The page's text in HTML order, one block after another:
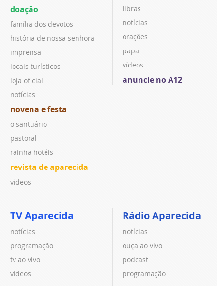
doação
família dos devotos
história de nossa senhora
imprensa
locais turísticos
loja oficial
notícias
novena e festa
o santuário
pastoral
rainha hotéis
revista de aparecida
vídeos
libras
notícias
orações
papa
vídeos
anuncie no A12
TV Aparecida
notícias
programação
tv ao vivo
vídeos
Rádio Aparecida
notícias
ouça ao vivo
podcast
programação